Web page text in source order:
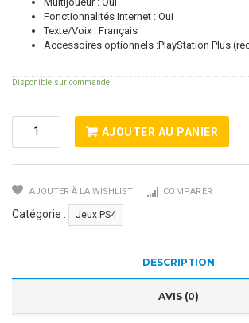
Fonctionnalités Internet : Oui
Texte/Voix : Français
Accessoires optionnels :PlayStation Plus
Disponible sur commande
Quantité
De
PES
Pro
Evolution
AJOUTER AU PANIER
AJOUTER À LA WISHLIST COMPARER
Catégorie : Jeux PS4
DESCRIPTION
AVIS (0)